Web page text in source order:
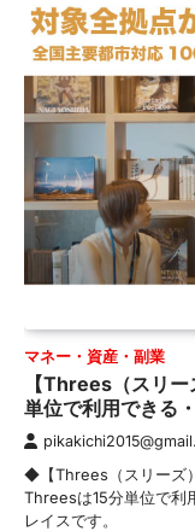
マネー・資産・副業
【Threes（スリ
単位で利用できる
◆【Threes（スリーズ
Threesは15分単位で利
レイスです。